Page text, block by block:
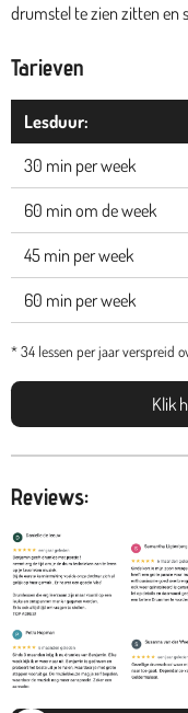
drumstel te zien zitten en
Tarieven
Lesduur:
30 min per week
60 min om de week
45 min per week
60 min per week
* 34 lessen per jaar verspreid
Klik
Reviews: